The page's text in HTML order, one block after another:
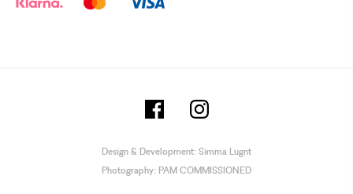
Design & Development: Simma Lugnt
Photography: PAM COMMISSIONED